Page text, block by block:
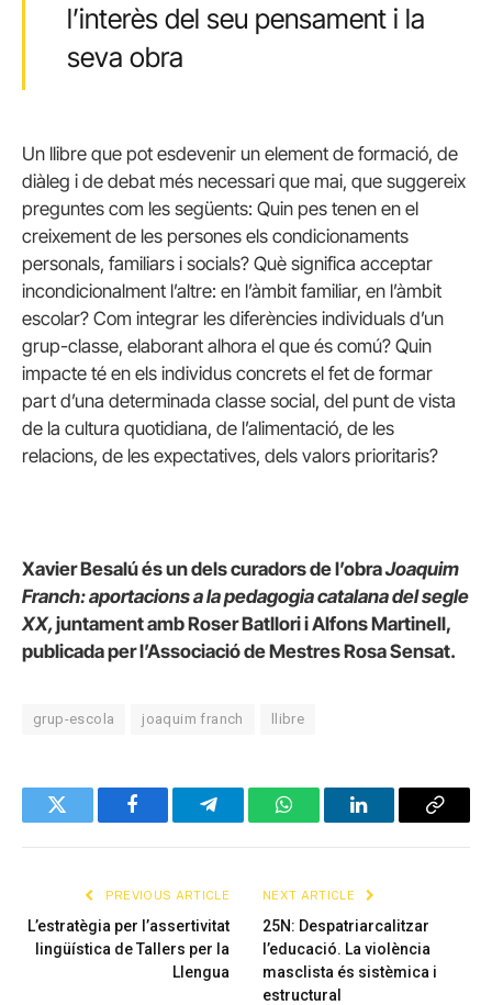
l’interès del seu pensament i la
seva obra
Un llibre que pot esdevenir un element de formació, de
diàleg i de debat més necessari que mai, que suggereix
preguntes com les següents: Quin pes tenen en el
creixement de les persones els condicionaments
personals, familiars i socials? Què significa acceptar
incondicionalment l’altre: en l’àmbit familiar, en l’àmbit
escolar? Com integrar les diferències individuals d’un
grup-classe, elaborant alhora el que és comú? Quin
impacte té en els individus concrets el fet de formar
part d’una determinada classe social, del punt de vista
de la cultura quotidiana, de l’alimentació, de les
relacions, de les expectatives, dels valors prioritaris?
Xavier Besalú és un dels curadors de l’obraJoaquim
Franch: aportacions a la pedagogia catalana del segle
XX,juntament amb Roser Batllori i Alfons Martinell,
publicada per l’Associació de Mestres Rosa Sensat.
grup-escola joaquim franch llibre
Twitter FacebookTelegramWhatsAppLinkedInCopy
PREVIOUS ARTICLE
L’estratègia per l’assertivitat
lingüística de Tallers per la
Llengua
NEXT ARTICLE
25N: Despatriarcalitzar
l’educació. La violència
masclista és sistèmica i
estructural